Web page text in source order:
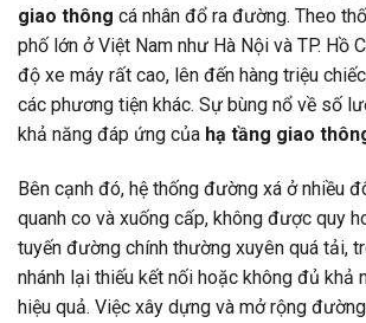
giao thông cá nhân đổ ra đường. Theo
phố lớn ở Việt Nam như Hà Nội và TP. Hồ
độ xe máy rất cao, lên đến hàng triệu
các phương tiện khác. Sự bùng nổ về số
khả năng đáp ứng của hạ tầng giao
Bên cạnh đó, hệ thống đường xá ở nhiều
quanh co và xuống cấp, không được quy
tuyến đường chính thường xuyên quá tải,
nhánh lại thiếu kết nối hoặc không đủ khả
hiệu quả. Việc xây dựng và mở rộng